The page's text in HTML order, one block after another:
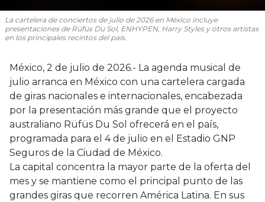
La cartelera de conciertos de julio de 2026 en México incluye
presentaciones de Rüfüs Du Sol, ENHYPEN, Harry Styles y otros artistas
en los principales recintos del país.
México, 2 de julio de 2026.- La agenda musical de
julio arranca en México con una cartelera cargada
de giras nacionales e internacionales, encabezada
por la presentación más grande que el proyecto
australiano Rüfüs Du Sol ofrecerá en el país,
programada para el 4 de julio en el Estadio GNP
Seguros de la Ciudad de México.
La capital concentra la mayor parte de la oferta del
mes y se mantiene como el principal punto de las
grandes giras que recorren América Latina. En sus